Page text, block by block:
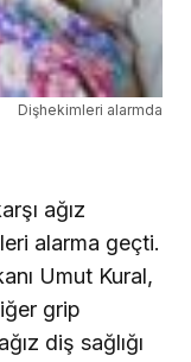
Dişhekimleri alarmda
ağız
alarma geçti.
Umut Kural,
grip
diş sağlığı